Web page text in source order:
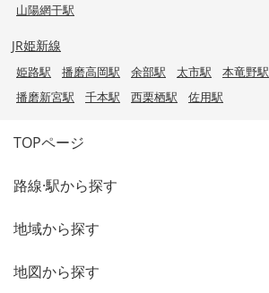
山陽網干駅
JR姫新線
姫路駅 播磨高岡駅 余部駅 太市駅 本竜野駅
播磨新宮駅
千本駅 西栗栖駅 佐用駅
TOPページ
路線·駅から探す
地域から探す
地図から探す